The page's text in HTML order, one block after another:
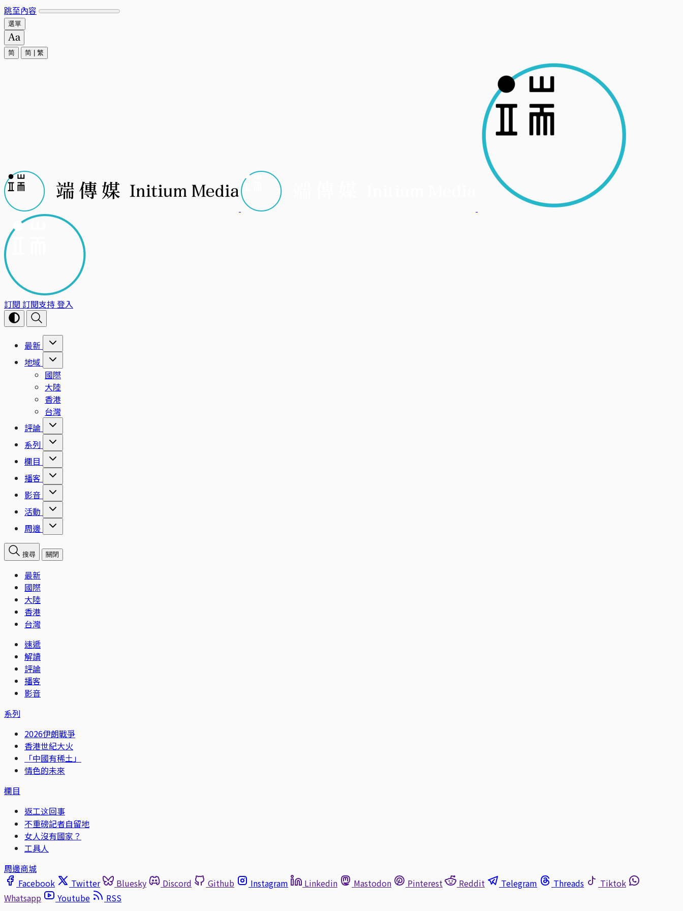
跳至內容
選單
简 简 繁
訂閱 訂閱支持登入
最新
地域
國際
大陸
香港
台灣
評論
系列
欄目
播客
影音
活動
周邊
搜尋 關閉
最新
國際
大陸
香港
台灣
速遞
解讀
評論
播客
影音
系列
2026伊朗戰爭
香港世紀大火
「中國有稀土」
情色的未來
欄目
返工这回事
不重磅記者自留地
女人沒有國家？
工具人
周邊商城
Facebook
Twitter Bluesky Discord Github Instagram Linkedin Mastodon Pinterest Reddit Telegram Threads
Tiktok
Whatsapp
Youtube RSS